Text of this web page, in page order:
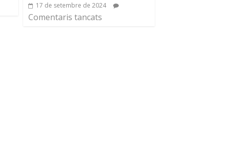
17 de setembre de 2024
Comentaris tancats